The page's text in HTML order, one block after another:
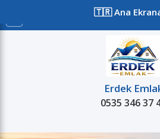
🇹🇷 Ana
Erdek
0535 346 37
Kiralık